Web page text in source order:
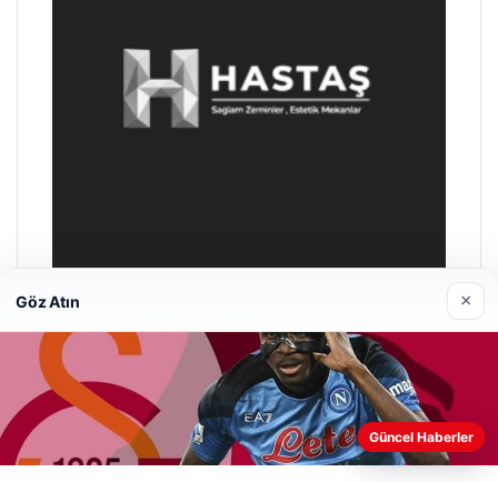
Enes Kaplan Avukatlık Bürosu
28/04/2026
Web sitemizi nasıl kullandığınızı daha iyi anlayabilmek,
deneyiminizi kişiselleştirmek ve geliştirmek amacıyla çerezler
Göz Atın ×
Güncel Haberler